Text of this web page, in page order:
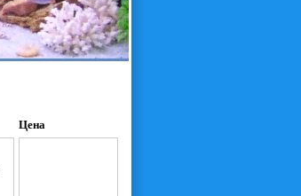
Цена